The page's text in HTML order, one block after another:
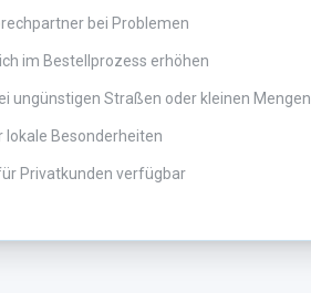
bei Problemen
im Bestellprozess erhöhen
ungünstigen Straßen oder kleinen Mengen
lokale Besonderheiten
Privatkunden verfügbar